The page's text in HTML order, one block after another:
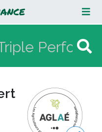
végétal